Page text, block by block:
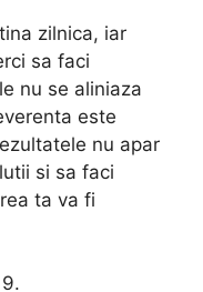
zilnica, iar
sa faci
nu se aliniaza
este
nu apar
si sa faci
ta va fi